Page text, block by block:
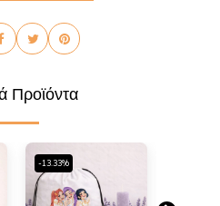
Προϊόντα
-13.33%